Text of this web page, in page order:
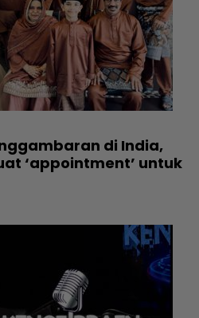
di India,
‘appointment’ untuk